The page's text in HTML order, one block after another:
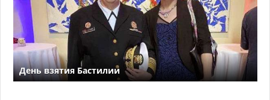
День взятия Бастилии